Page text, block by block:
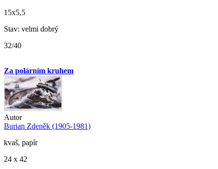
15x5,5
Stav: velmi dobrý
32/40
Za polárním kruhem
Autor
Burian Zdeněk (1905-1981)
kvaš, papír
24 x 42